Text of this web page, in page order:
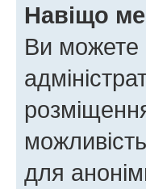
Навіщо
Ви можете
для